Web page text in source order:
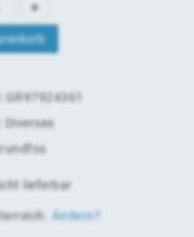
GR97924361
Diverses
lieferbar
Ändern?